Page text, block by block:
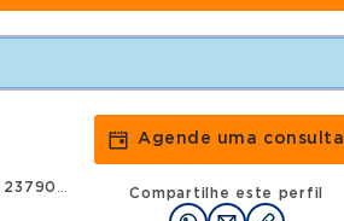
e hemoterapia
Agende uma consulta
Compartilhe este perfil